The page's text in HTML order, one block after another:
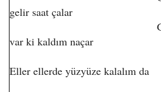
gelir saat çalar
var ki kaldım naçar
Eller ellerde yüzyüze kalalım da